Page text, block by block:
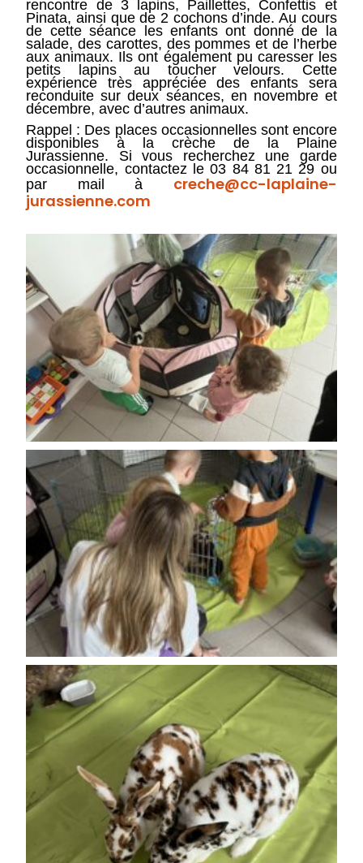
rencontre de 3 lapins, Paillettes, Confettis et
Pinata, ainsi que de 2 cochons d’inde. Au cours
de cette séance les enfants ont donné de la
salade, des carottes, des pommes et de l’herbe
aux animaux. Ils ont également pu caresser les
petits lapins au toucher velours. Cette
expérience très appréciée des enfants sera
reconduite sur deux séances, en novembre et
décembre, avec d’autres animaux.
Rappel : Des places occasionnelles sont encore
disponibles à la crèche de la Plaine
Jurassienne. Si vous recherchez une garde
occasionnelle, contactez le 03 84 81 21 29 ou
par mail à creche@cc-laplaine-
jurassienne.com